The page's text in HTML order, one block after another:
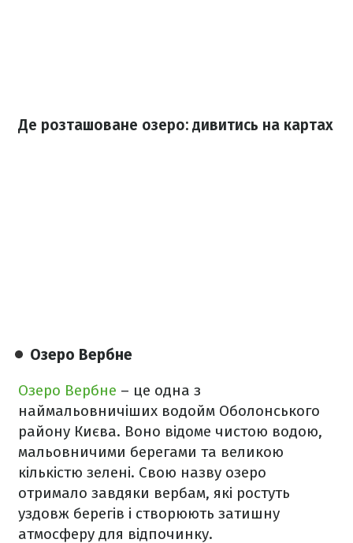
Де розташоване озеро: дивитись на картах
Озеро Вербне
Озеро Вербне – це одна з
наймальовничіших водойм Оболонського
району Києва. Воно відоме чистою водою,
мальовничими берегами та великою
кількістю зелені. Свою назву озеро
отримало завдяки вербам, які ростуть
уздовж берегів і створюють затишну
атмосферу для відпочинку.